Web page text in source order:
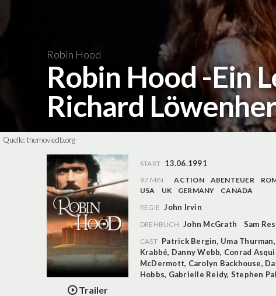
Robin Hood
Robin Hood -Ein
Richard
Quelle:themoviedb.org
Trailer
START 13.06.1991
97 MIN ACTION ABENTEUER
USA
UK GERMANY
CANADA
REGIE John Irvin
DREHBUCH John McGrath Sam
CAST Patrick Bergin, Uma Thurman
Krabbé, Danny Webb, Conrad
McDermott, Carolyn Backhouse,
Hobbs, Gabrielle Reidy, Stephen